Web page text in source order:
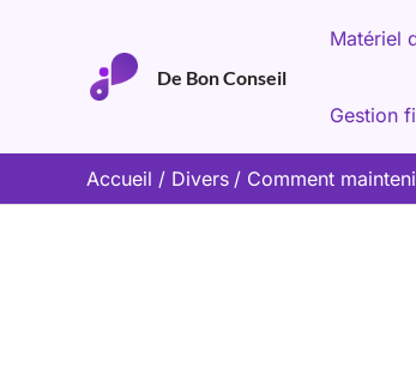
De Bon Conseil
Matériel
Gestion
Accueil Divers Comment